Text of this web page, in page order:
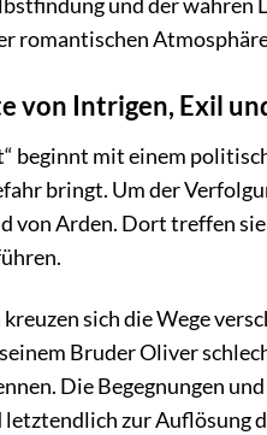
und der wahren
romantischen
von Intrigen, Exil
beginnt mit einem
bringt. Um der
von Arden. Dort treffen
sich die Wege
Bruder Oliver
Die Begegnungen
letztendlich zur Auflösung